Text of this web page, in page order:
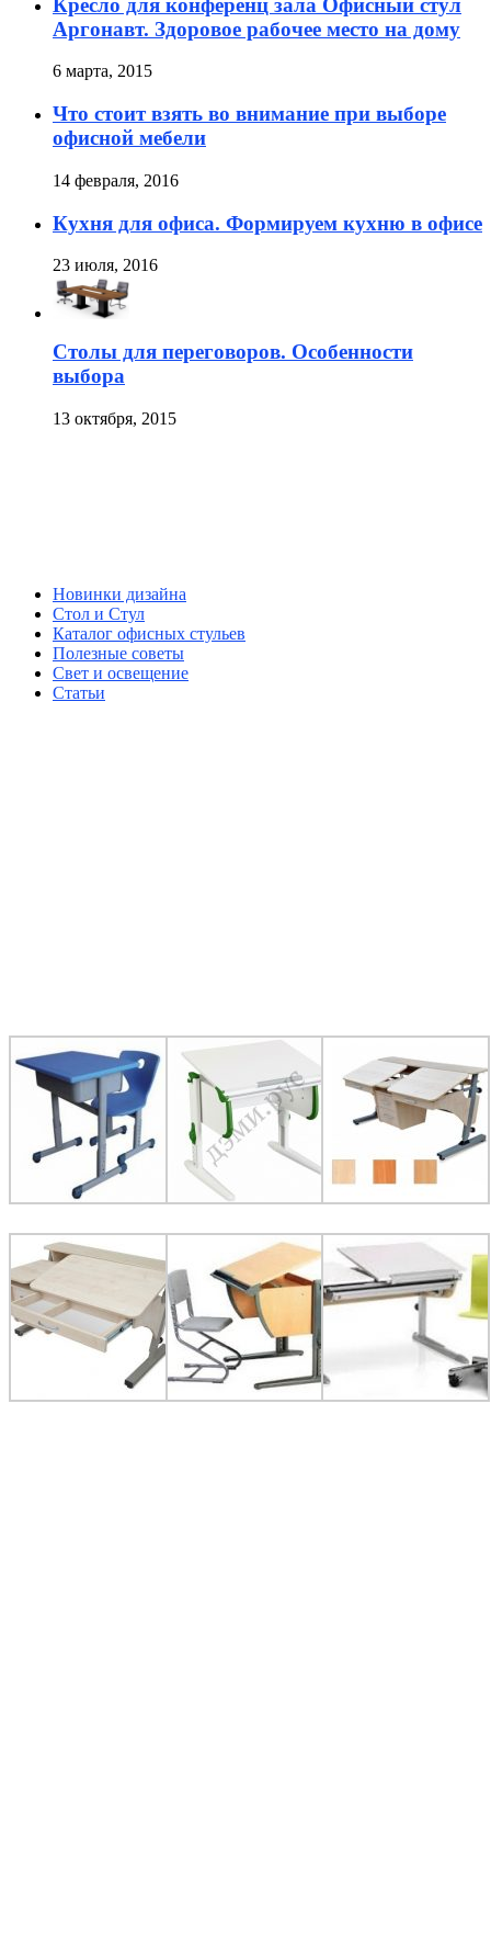
Кресло для конференц зала Офисный стул
Аргонавт. Здоровое рабочее место на дому
6 марта, 2015
Что стоит взять во внимание при выборе
офисной мебели
14 февраля, 2016
Кухня для офиса. Формируем кухню в офисе
23 июля, 2016
Столы для переговоров. Особенности
выбора
13 октября, 2015
Новинки дизайна
Стол и Стул
Каталог офисных стульев
Полезные советы
Свет и освещение
Статьи